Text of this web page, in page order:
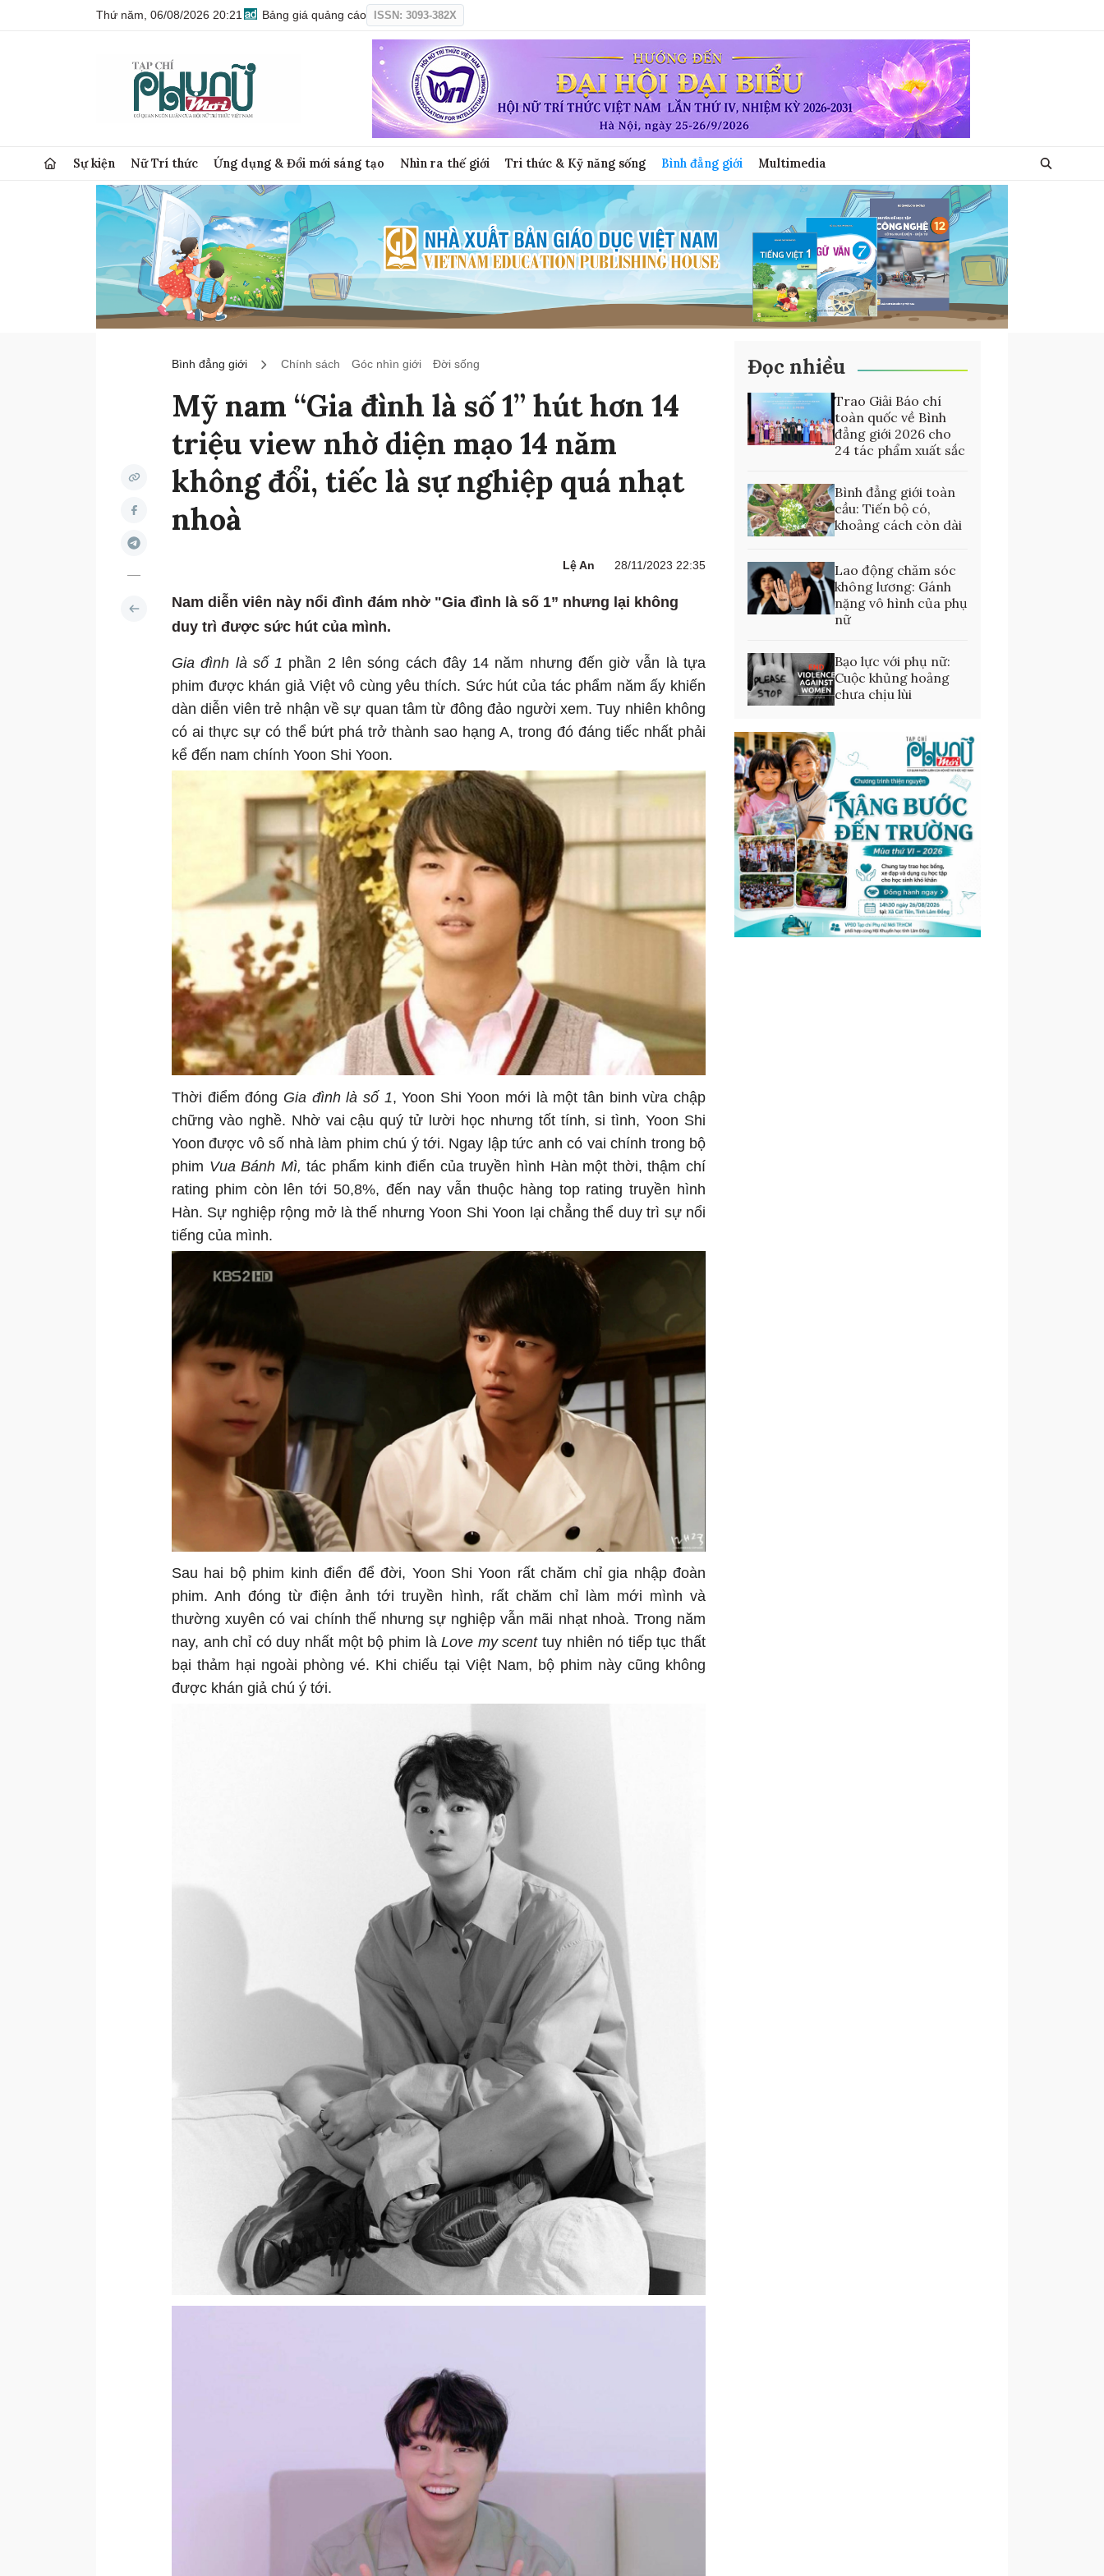
Thứ năm, 06/08/2026 20:21 Bảng giá quảng cáo ISSN: 3093-382X
Sự kiện Nữ Trí thức Ứng dụng & Đổi mới sáng tạo Nhìn ra thế giới Tri thức & Kỹ năng sống Bình đẳng giới Multimedia
Bình đẳng giới Chính sách Góc nhìn giới Đời sống
Mỹ nam “Gia đình là số 1” hút hơn 14
triệu view nhờ diện mạo 14 năm
không đổi, tiếc là sự nghiệp quá nhạt
nhoà
Lệ An 28/11/2023 22:35
Nam diễn viên này nổi đình đám nhờ "Gia đình là số 1” nhưng lại không
duy trì được sức hút của mình.
Gia đình là số 1 phần 2 lên sóng cách đây 14 năm nhưng đến giờ vẫn là tựa
phim được khán giả Việt vô cùng yêu thích. Sức hút của tác phẩm năm ấy khiến
dàn diễn viên trẻ nhận về sự quan tâm từ đông đảo người xem. Tuy nhiên không
có ai thực sự có thể bứt phá trở thành sao hạng A, trong đó đáng tiếc nhất phải
kể đến nam chính Yoon Shi Yoon.
Thời điểm đóng Gia đình là số 1, Yoon Shi Yoon mới là một tân binh vừa chập
chững vào nghề. Nhờ vai cậu quý tử lười học nhưng tốt tính, si tình, Yoon Shi
Yoon được vô số nhà làm phim chú ý tới. Ngay lập tức anh có vai chính trong bộ
phim Vua Bánh Mì, tác phẩm kinh điển của truyền hình Hàn một thời, thậm chí
rating phim còn lên tới 50,8%, đến nay vẫn thuộc hàng top rating truyền hình
Hàn. Sự nghiệp rộng mở là thế nhưng Yoon Shi Yoon lại chẳng thể duy trì sự nổi
tiếng của mình.
Sau hai bộ phim kinh điển để đời, Yoon Shi Yoon rất chăm chỉ gia nhập đoàn
phim. Anh đóng từ điện ảnh tới truyền hình, rất chăm chỉ làm mới mình và
thường xuyên có vai chính thế nhưng sự nghiệp vẫn mãi nhạt nhoà. Trong năm
nay, anh chỉ có duy nhất một bộ phim làLove my scenttuy nhiên nó tiếp tục thất
bại thảm hại ngoài phòng vé. Khi chiếu tại Việt Nam, bộ phim này cũng không
được khán giả chú ý tới.
Đọc nhiều
Trao Giải Báo chí
toàn quốc về Bình
đẳng giới 2026 cho
24 tác phẩm xuất sắc
Bình đẳng giới toàn
cầu: Tiến bộ có,
khoảng cách còn dài
Lao động chăm sóc
không lương: Gánh
nặng vô hình của phụ
nữ
Bạo lực với phụ nữ:
Cuộc khủng hoảng
chưa chịu lùi